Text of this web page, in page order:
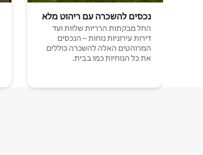
נכסים להשכרה עם ריהוט מלא
החל מבקתות הרריות שלוות ועד
דירות עירוניות נוחות – הנכסים
המרוהטים האלה להשכרה כוללים
את כל הנוחיות כמו בבית.